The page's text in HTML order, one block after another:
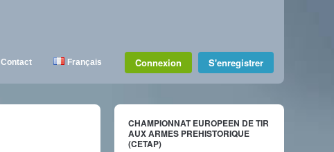
Contact Français Connexion S'enregistrer
CHAMPIONNAT EUROPEEN DE TIR
AUX ARMES PREHISTORIQUE
(CETAP)